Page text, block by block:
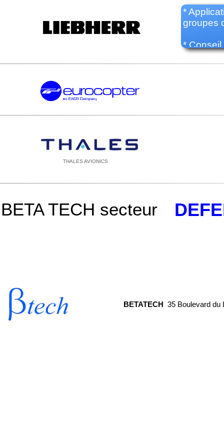
BETA TECH secteur
THALES AVIONICS
*
* Ecrans
*
*
*
*
groupes
*
BETATECH 35 Boulevard